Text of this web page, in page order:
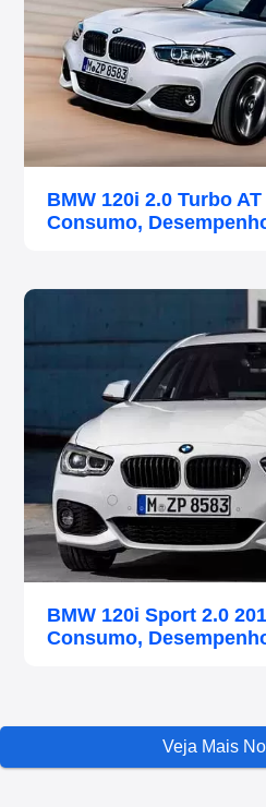
BMW 120i 2.0 Turbo
Consumo,
BMW 120i Sport 2.0
Consumo,
Veja Mais